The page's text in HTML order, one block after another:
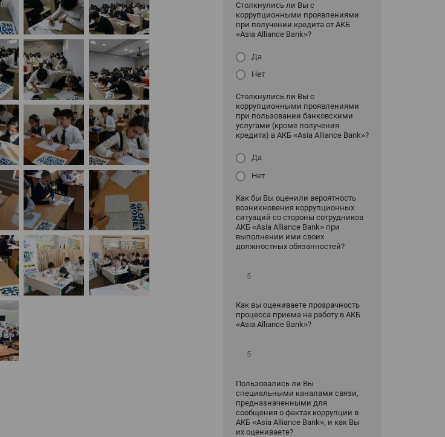
Столкнулись ли Вы с
коррупционными проявлениями
при получении кредита от АКБ
«Asia Alliance Bank»?
Да
Нет
Столкнулись ли Вы с
коррупционными проявлениями
при пользовании банковскими
услугами (кроме получения
кредита) в АКБ «Asia Alliance Bank»?
Да
Нет
Как бы Вы оценили вероятность
возникновения коррупционных
ситуаций со стороны сотрудников
АКБ «Asia Alliance Bank» при
выполнении ими своих
должностных обязанностей?
Как вы оцениваете прозрачность
процесса приема на работу в АКБ
«Asia Alliance Bank»?
Пользовались ли Вы
специальными каналами связи,
предназначенными для
сообщения о фактах коррупции в
АКБ «Asia Alliance Bank», и как Вы
их оцениваете?